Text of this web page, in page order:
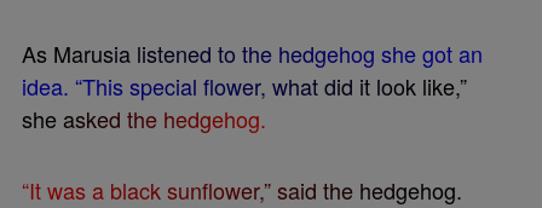
As Marusia listened to the hedgehog shegotan
idea. “This special fower, whatdid it look like,”
sheasked the hedgehog.
“Itwas a blacksunfower,”said the hedgehog.